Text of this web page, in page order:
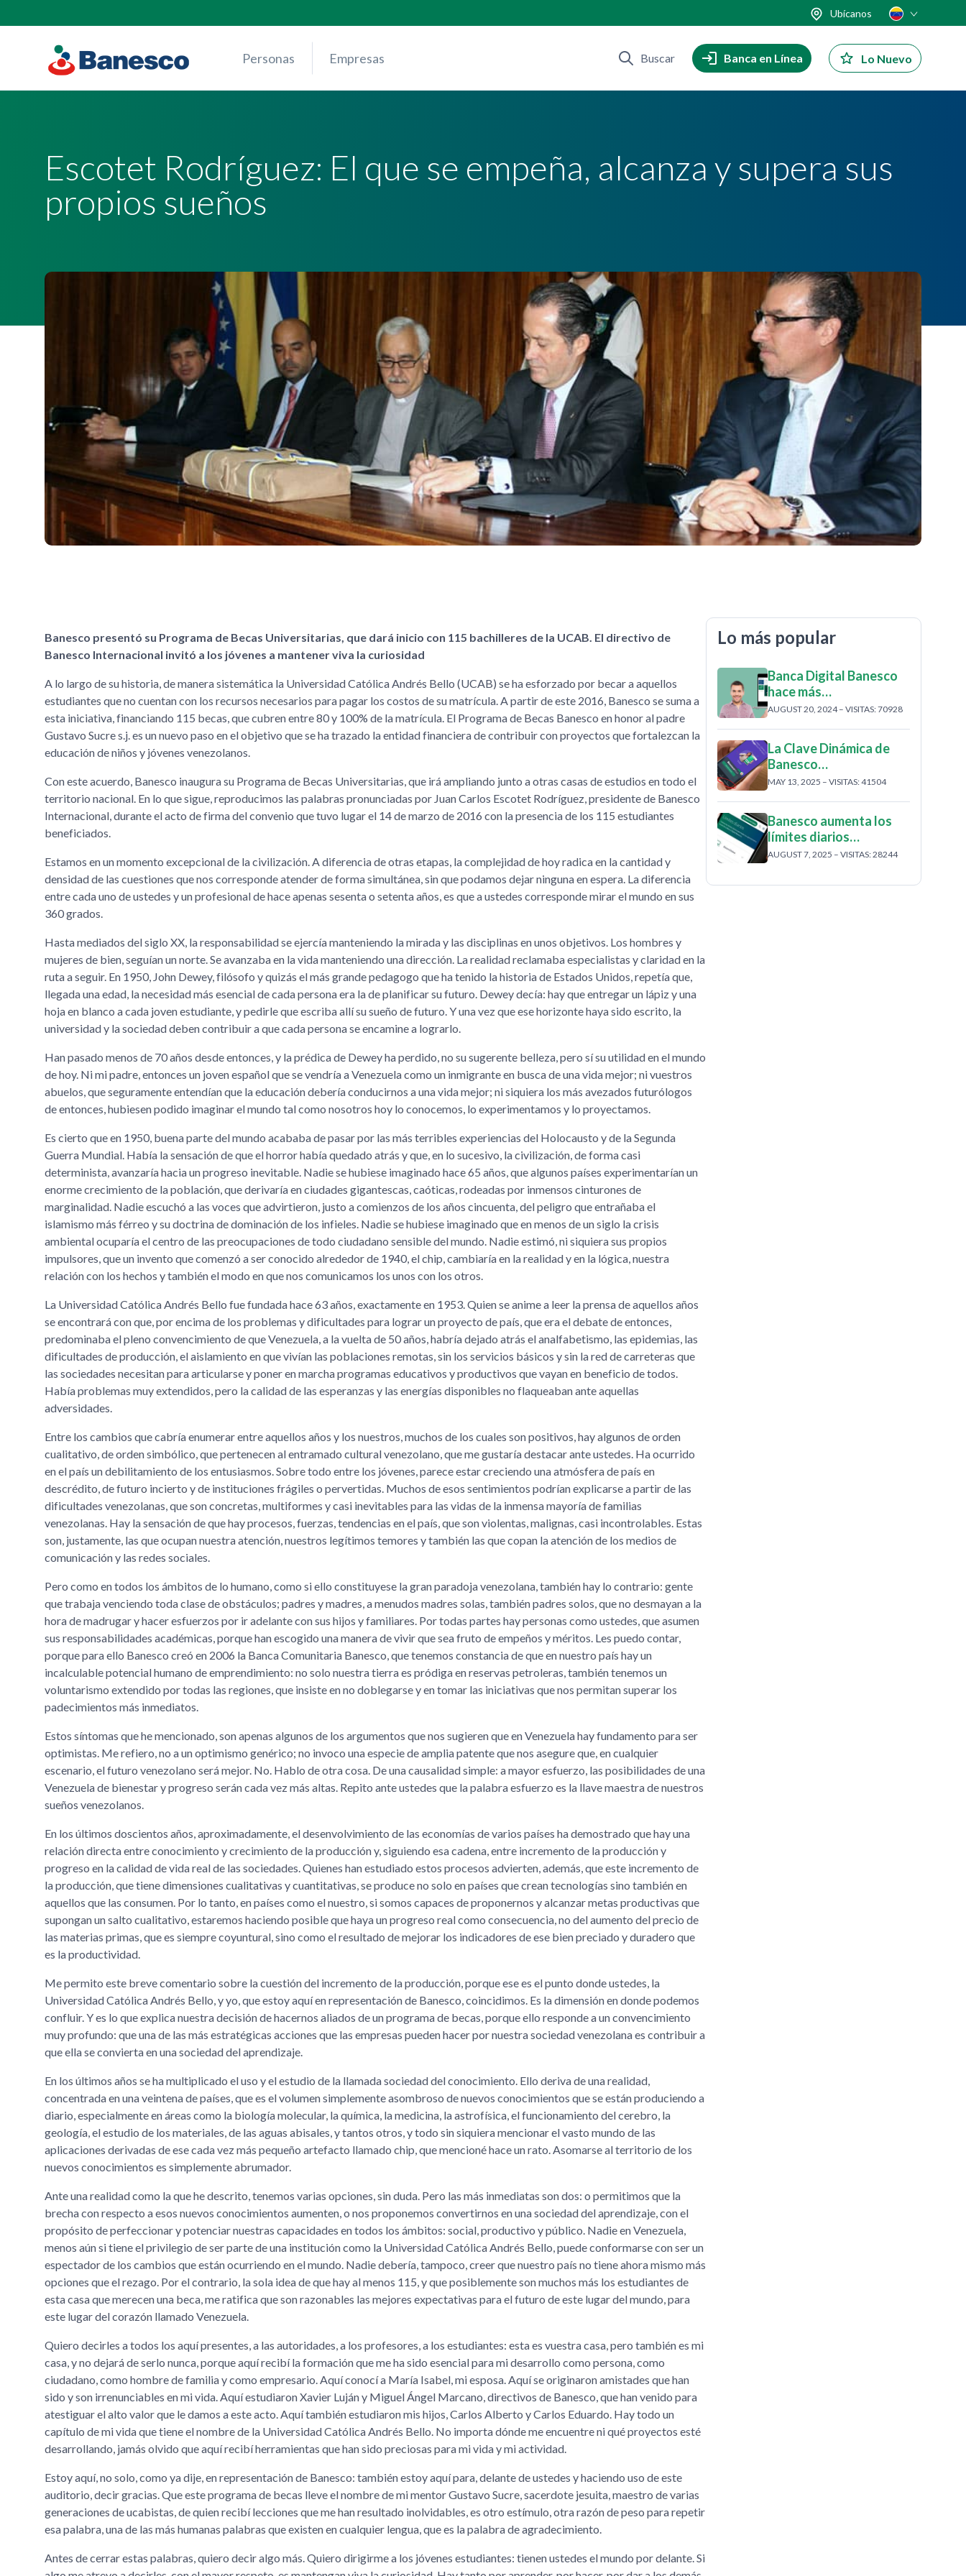
content
Ubícanos
Personas Empresas Buscar Banca en Línea Lo Nuevo
Escotet Rodríguez: El que se empeña, alcanza y supera sus
propios sueños
Banesco presentó su Programa de Becas Universitarias, que dará inicio con 115 bachilleres de la UCAB. El directivo de
Banesco Internacional invitó a los jóvenes a mantener viva la curiosidad
A lo largo de su historia, de manera sistemática la Universidad Católica Andrés Bello (UCAB) se ha esforzado por becar a aquellos
estudiantes que no cuentan con los recursos necesarios para pagar los costos de su matrícula. A partir de este 2016, Banesco se suma a
esta iniciativa, financiando 115 becas, que cubren entre 80 y 100% de la matrícula. El Programa de Becas Banesco en honor al padre
Gustavo Sucre s.j. es un nuevo paso en el objetivo que se ha trazado la entidad financiera de contribuir con proyectos que fortalezcan la
educación de niños y jóvenes venezolanos.
Con este acuerdo, Banesco inaugura su Programa de Becas Universitarias, que irá ampliando junto a otras casas de estudios en todo el
territorio nacional. En lo que sigue, reproducimos las palabras pronunciadas por Juan Carlos Escotet Rodríguez, presidente de Banesco
Internacional, durante el acto de firma del convenio que tuvo lugar el 14 de marzo de 2016 con la presencia de los 115 estudiantes
beneficiados.
Estamos en un momento excepcional de la civilización. A diferencia de otras etapas, la complejidad de hoy radica en la cantidad y
densidad de las cuestiones que nos corresponde atender de forma simultánea, sin que podamos dejar ninguna en espera. La diferencia
entre cada uno de ustedes y un profesional de hace apenas sesenta o setenta años, es que a ustedes corresponde mirar el mundo en sus
360 grados.
Hasta mediados del siglo XX, la responsabilidad se ejercía manteniendo la mirada y las disciplinas en unos objetivos. Los hombres y
mujeres de bien, seguían un norte. Se avanzaba en la vida manteniendo una dirección. La realidad reclamaba especialistas y claridad en la
ruta a seguir. En 1950, John Dewey, filósofo y quizás el más grande pedagogo que ha tenido la historia de Estados Unidos, repetía que,
llegada una edad, la necesidad más esencial de cada persona era la de planificar su futuro. Dewey decía: hay que entregar un lápiz y una
hoja en blanco a cada joven estudiante, y pedirle que escriba allí su sueño de futuro. Y una vez que ese horizonte haya sido escrito, la
universidad y la sociedad deben contribuir a que cada persona se encamine a lograrlo.
Han pasado menos de 70 años desde entonces, y la prédica de Dewey ha perdido, no su sugerente belleza, pero sí su utilidad en el mundo
de hoy. Ni mi padre, entonces un joven español que se vendría a Venezuela como un inmigrante en busca de una vida mejor; ni vuestros
abuelos, que seguramente entendían que la educación debería conducirnos a una vida mejor; ni siquiera los más avezados futurólogos
de entonces, hubiesen podido imaginar el mundo tal como nosotros hoy lo conocemos, lo experimentamos y lo proyectamos.
Es cierto que en 1950, buena parte del mundo acababa de pasar por las más terribles experiencias del Holocausto y de la Segunda
Guerra Mundial. Había la sensación de que el horror había quedado atrás y que, en lo sucesivo, la civilización, de forma casi
determinista, avanzaría hacia un progreso inevitable. Nadie se hubiese imaginado hace 65 años, que algunos países experimentarían un
enorme crecimiento de la población, que derivaría en ciudades gigantescas, caóticas, rodeadas por inmensos cinturones de
marginalidad. Nadie escuchó a las voces que advirtieron, justo a comienzos de los años cincuenta, del peligro que entrañaba el
islamismo más férreo y su doctrina de dominación de los infieles. Nadie se hubiese imaginado que en menos de un siglo la crisis
ambiental ocuparía el centro de las preocupaciones de todo ciudadano sensible del mundo. Nadie estimó, ni siquiera sus propios
impulsores, que un invento que comenzó a ser conocido alrededor de 1940, el chip, cambiaría en la realidad y en la lógica, nuestra
relación con los hechos y también el modo en que nos comunicamos los unos con los otros.
La Universidad Católica Andrés Bello fue fundada hace 63 años, exactamente en 1953. Quien se anime a leer la prensa de aquellos años
se encontrará con que, por encima de los problemas y dificultades para lograr un proyecto de país, que era el debate de entonces,
predominaba el pleno convencimiento de que Venezuela, a la vuelta de 50 años, habría dejado atrás el analfabetismo, las epidemias, las
dificultades de producción, el aislamiento en que vivían las poblaciones remotas, sin los servicios básicos y sin la red de carreteras que
las sociedades necesitan para articularse y poner en marcha programas educativos y productivos que vayan en beneficio de todos.
Había problemas muy extendidos, pero la calidad de las esperanzas y las energías disponibles no flaqueaban ante aquellas
adversidades.
Entre los cambios que cabría enumerar entre aquellos años y los nuestros, muchos de los cuales son positivos, hay algunos de orden
cualitativo, de orden simbólico, que pertenecen al entramado cultural venezolano, que me gustaría destacar ante ustedes. Ha ocurrido
en el país un debilitamiento de los entusiasmos. Sobre todo entre los jóvenes, parece estar creciendo una atmósfera de país en
descrédito, de futuro incierto y de instituciones frágiles o pervertidas. Muchos de esos sentimientos podrían explicarse a partir de las
dificultades venezolanas, que son concretas, multiformes y casi inevitables para las vidas de la inmensa mayoría de familias
venezolanas. Hay la sensación de que hay procesos, fuerzas, tendencias en el país, que son violentas, malignas, casi incontrolables. Estas
son, justamente, las que ocupan nuestra atención, nuestros legítimos temores y también las que copan la atención de los medios de
comunicación y las redes sociales.
Pero como en todos los ámbitos de lo humano, como si ello constituyese la gran paradoja venezolana, también hay lo contrario: gente
que trabaja venciendo toda clase de obstáculos; padres y madres, a menudos madres solas, también padres solos, que no desmayan a la
hora de madrugar y hacer esfuerzos por ir adelante con sus hijos y familiares. Por todas partes hay personas como ustedes, que asumen
sus responsabilidades académicas, porque han escogido una manera de vivir que sea fruto de empeños y méritos. Les puedo contar,
porque para ello Banesco creó en 2006 la Banca Comunitaria Banesco, que tenemos constancia de que en nuestro país hay un
incalculable potencial humano de emprendimiento: no solo nuestra tierra es pródiga en reservas petroleras, también tenemos un
voluntarismo extendido por todas las regiones, que insiste en no doblegarse y en tomar las iniciativas que nos permitan superar los
padecimientos más inmediatos.
Estos síntomas que he mencionado, son apenas algunos de los argumentos que nos sugieren que en Venezuela hay fundamento para ser
optimistas. Me refiero, no a un optimismo genérico; no invoco una especie de amplia patente que nos asegure que, en cualquier
escenario, el futuro venezolano será mejor. No. Hablo de otra cosa. De una causalidad simple: a mayor esfuerzo, las posibilidades de una
Venezuela de bienestar y progreso serán cada vez más altas. Repito ante ustedes que la palabra esfuerzo es la llave maestra de nuestros
sueños venezolanos.
En los últimos doscientos años, aproximadamente, el desenvolvimiento de las economías de varios países ha demostrado que hay una
relación directa entre conocimiento y crecimiento de la producción y, siguiendo esa cadena, entre incremento de la producción y
progreso en la calidad de vida real de las sociedades. Quienes han estudiado estos procesos advierten, además, que este incremento de
la producción, que tiene dimensiones cualitativas y cuantitativas, se produce no solo en países que crean tecnologías sino también en
aquellos que las consumen. Por lo tanto, en países como el nuestro, si somos capaces de proponernos y alcanzar metas productivas que
supongan un salto cualitativo, estaremos haciendo posible que haya un progreso real como consecuencia, no del aumento del precio de
las materias primas, que es siempre coyuntural, sino como el resultado de mejorar los indicadores de ese bien preciado y duradero que
es la productividad.
Me permito este breve comentario sobre la cuestión del incremento de la producción, porque ese es el punto donde ustedes, la
Universidad Católica Andrés Bello, y yo, que estoy aquí en representación de Banesco, coincidimos. Es la dimensión en donde podemos
confluir. Y es lo que explica nuestra decisión de hacernos aliados de un programa de becas, porque ello responde a un convencimiento
muy profundo: que una de las más estratégicas acciones que las empresas pueden hacer por nuestra sociedad venezolana es contribuir a
que ella se convierta en una sociedad del aprendizaje.
En los últimos años se ha multiplicado el uso y el estudio de la llamada sociedad del conocimiento. Ello deriva de una realidad,
concentrada en una veintena de países, que es el volumen simplemente asombroso de nuevos conocimientos que se están produciendo a
diario, especialmente en áreas como la biología molecular, la química, la medicina, la astrofísica, el funcionamiento del cerebro, la
geología, el estudio de los materiales, de las aguas abisales, y tantos otros, y todo sin siquiera mencionar el vasto mundo de las
aplicaciones derivadas de ese cada vez más pequeño artefacto llamado chip, que mencioné hace un rato. Asomarse al territorio de los
nuevos conocimientos es simplemente abrumador.
Ante una realidad como la que he descrito, tenemos varias opciones, sin duda. Pero las más inmediatas son dos: o permitimos que la
brecha con respecto a esos nuevos conocimientos aumenten, o nos proponemos convertirnos en una sociedad del aprendizaje, con el
propósito de perfeccionar y potenciar nuestras capacidades en todos los ámbitos: social, productivo y público. Nadie en Venezuela,
menos aún si tiene el privilegio de ser parte de una institución como la Universidad Católica Andrés Bello, puede conformarse con ser un
espectador de los cambios que están ocurriendo en el mundo. Nadie debería, tampoco, creer que nuestro país no tiene ahora mismo más
opciones que el rezago. Por el contrario, la sola idea de que hay al menos 115, y que posiblemente son muchos más los estudiantes de
esta casa que merecen una beca, me ratifica que son razonables las mejores expectativas para el futuro de este lugar del mundo, para
este lugar del corazón llamado Venezuela.
Quiero decirles a todos los aquí presentes, a las autoridades, a los profesores, a los estudiantes: esta es vuestra casa, pero también es mi
casa, y no dejará de serlo nunca, porque aquí recibí la formación que me ha sido esencial para mi desarrollo como persona, como
ciudadano, como hombre de familia y como empresario. Aquí conocí a María Isabel, mi esposa. Aquí se originaron amistades que han
sido y son irrenunciables en mi vida. Aquí estudiaron Xavier Luján y Miguel Ángel Marcano, directivos de Banesco, que han venido para
atestiguar el alto valor que le damos a este acto. Aquí también estudiaron mis hijos, Carlos Alberto y Carlos Eduardo. Hay todo un
capítulo de mi vida que tiene el nombre de la Universidad Católica Andrés Bello. No importa dónde me encuentre ni qué proyectos esté
desarrollando, jamás olvido que aquí recibí herramientas que han sido preciosas para mi vida y mi actividad.
Estoy aquí, no solo, como ya dije, en representación de Banesco: también estoy aquí para, delante de ustedes y haciendo uso de este
auditorio, decir gracias. Que este programa de becas lleve el nombre de mi mentor Gustavo Sucre, sacerdote jesuita, maestro de varias
generaciones de ucabistas, de quien recibí lecciones que me han resultado inolvidables, es otro estímulo, otra razón de peso para repetir
esa palabra, una de las más humanas palabras que existen en cualquier lengua, que es la palabra de agradecimiento.
Antes de cerrar estas palabras, quiero decir algo más. Quiero dirigirme a los jóvenes estudiantes: tienen ustedes el mundo por delante. Si
Lo más popular
Banca Digital Banesco
hace más…
AUGUST 20, 2024 – VISITAS: 70928
La Clave Dinámica de
Banesco…
MAY 13, 2025 – VISITAS: 41504
Banesco aumenta los
límites diarios…
AUGUST 7, 2025 – VISITAS: 28244